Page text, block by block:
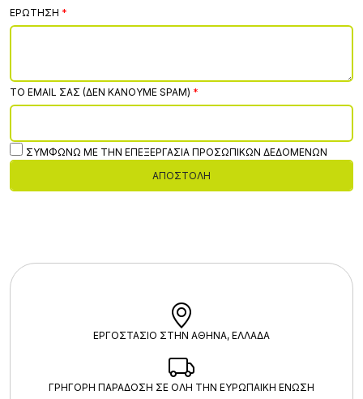
ΕΡΏΤΗΣΗ
ΤΟ EMAIL ΣΑΣ (ΔΕΝ ΚΆΝΟΥΜΕ SPAM)
ΣΥΜΦΩΝΏ ΜΕ ΤΗΝ ΕΠΕΞΕΡΓΑΣΊΑ ΠΡΟΣΩΠΙΚΏΝ ΔΕΔΟΜΈΝΩΝ
ΑΠΟΣΤΟΛΉ
ΕΡΓΟΣΤΑΣΙΟ ΣΤΗΝ ΑΘΗΝΑ, ΕΛΛΑΔΑ
ΓΡΗΓΟΡΗ ΠΑΡΑΔΟΣΗ ΣΕ ΟΛΗ ΤΗΝ ΕΥΡΩΠΑΙΚΗ ΕΝΩΣΗ